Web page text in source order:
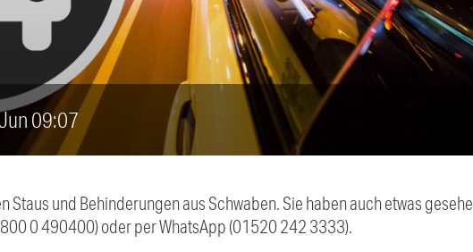
09:07
Staus und Behinderungen aus Schwaben. Sie haben auch etwas
0 490400) oder per WhatsApp (01520 242 3333).